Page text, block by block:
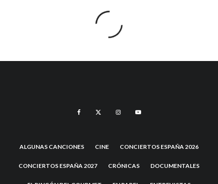
ALGUNAS CANCIONES CINE CONCIERTOS ESPAÑA 2026
CONCIERTOS ESPAÑA 2027 CRÓNICAS DOCUMENTALES